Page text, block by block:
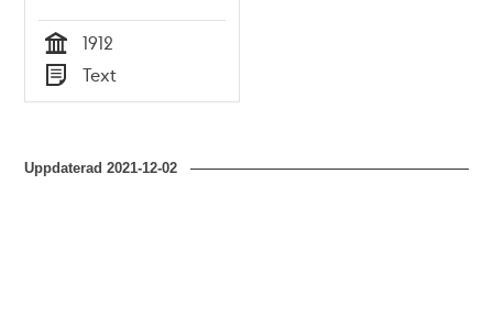
Tid
1912
Typ
Text
Uppdaterad2021-12-02